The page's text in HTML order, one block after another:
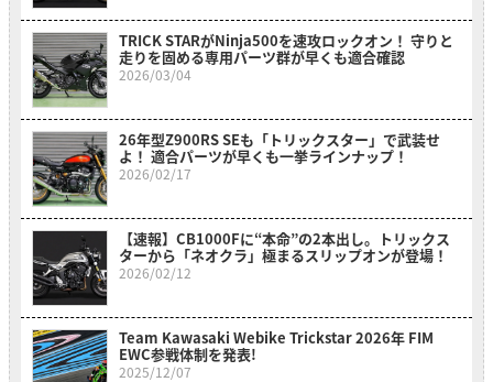
TRICK STARがNinja500を速攻ロックオン！ 守りと
走りを固める専用パーツ群が早くも適合確認
2026/03/04
26年型Z900RS SEも「トリックスター」で武装せ
よ！ 適合パーツが早くも一挙ラインナップ！
2026/02/17
【速報】CB1000Fに“本命”の2本出し。トリックス
ターから「ネオクラ」極まるスリップオンが登場！
2026/02/12
Team Kawasaki Webike Trickstar 2026年 FIM
EWC参戦体制を発表!
2025/12/07